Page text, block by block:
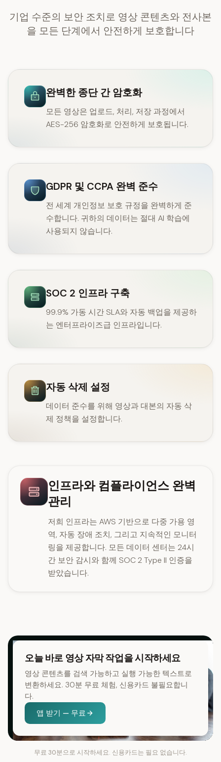
기업 수준의 보안 조치로 영상 콘텐츠와 전사본
을 모든 단계에서 안전하게 보호합니다
완벽한 종단 간 암호화
모든 영상은 업로드, 처리, 저장 과정에서
AES-256 암호화로 안전하게 보호됩니다.
GDPR 및 CCPA 완벽 준수
전 세계 개인정보 보호 규정을 완벽하게 준
수합니다. 귀하의 데이터는 절대 AI 학습에
사용되지 않습니다.
SOC 2 인프라 구축
99.9% 가동 시간 SLA와 자동 백업을 제공하
는 엔터프라이즈급 인프라입니다.
자동 삭제 설정
데이터 준수를 위해 영상과 대본의 자동 삭
제 정책을 설정합니다.
인프라와 컴플라이언스 완벽
관리
저희 인프라는 AWS 기반으로 다중 가용 영
역, 자동 장애 조치, 그리고 지속적인 모니터
링을 제공합니다. 모든 데이터 센터는 24시
간 보안 감시와 함께 SOC 2 Type II 인증을
받았습니다.
오늘 바로 영상 자막 작업을 시작하세요
영상 콘텐츠를 검색 가능하고 실행 가능한 텍스트로
변환하세요. 30분 무료 체험, 신용카드 불필요합니
다.
앱 받기 — 무료
무료 30분으로 시작하세요. 신용카드는 필요 없습니다.